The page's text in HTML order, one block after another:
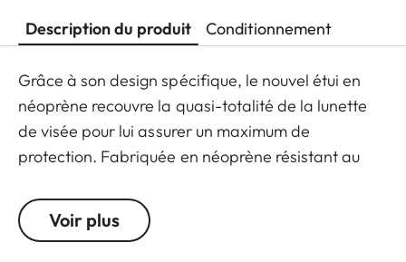
Description du produit Conditionnement
Grâce à son design spécifique, le nouvel étui en
néoprène recouvre la quasi-totalité de la lunette
de visée pour lui assurer un maximum de
protection. Fabriquée en néoprène résistant au
est particulièrement élastique et extrêmement
facile à poser ou retirer. L'intégration ingénieuse
Voir plus